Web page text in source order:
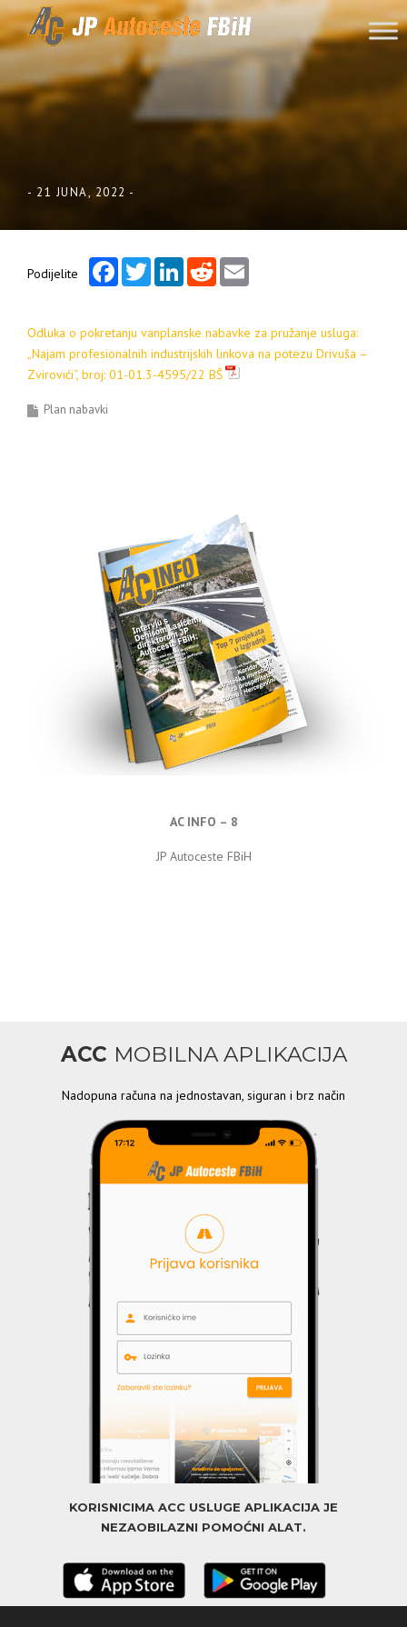
Skip to content
- 21 JUNA, 2022 -
Podijelite
FacebookTwitterLinkedInReddit
Odluka o pokretanju vanplanske nabavke za pružanje usluga:
„Najam profesionalnih industrijskih linkova na potezu Drivuša –
Zvirovići“, broj: 01-01.3-4595/22 BŠ
Plan nabavki
AC INFO – 8
JP Autoceste FBiH
ACC MOBILNA APLIKACIJA
Nadopuna računa na jednostavan, siguran i brz način
KORISNICIMA ACC USLUGE APLIKACIJA JE
NEZAOBILAZNI POMOĆNI ALAT.